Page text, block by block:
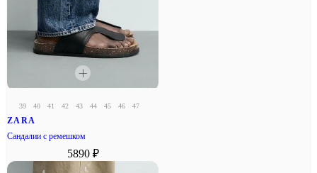
39 40 41 42 43 44 45 46 47
ZARA
Сандалии с ремешком
5890 ₽